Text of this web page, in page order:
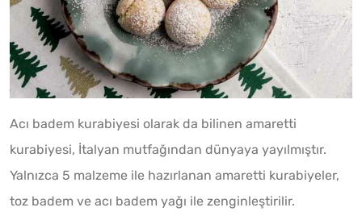
Acı badem kurabiyesi olarak da bilinen amaretti
kurabiyesi, İtalyan mutfağından dünyaya yayılmıştır.
Yalnızca 5 malzeme ile hazırlanan amaretti kurabiyeler,
toz badem ve acı badem yağı ile zenginleştirilir.